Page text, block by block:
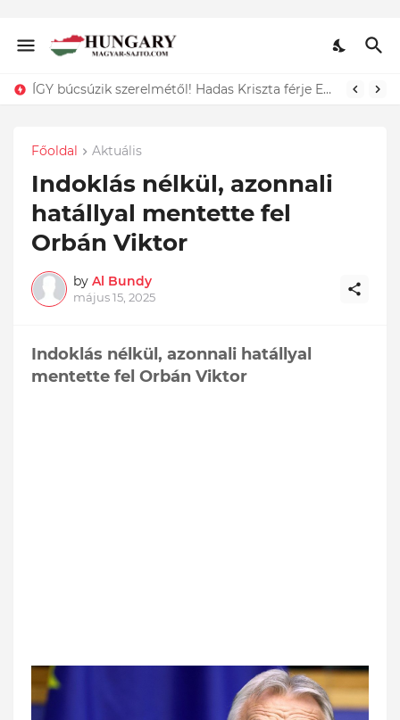
ÍGY búcsúzik szerelmétől! Hadas Kriszta férje EZT tette közzé
Főoldal Aktuális
Indoklás nélkül, azonnali
hatállyal mentette fel
Orbán Viktor
by Al Bundy
május 15, 2025
Indoklás nélkül, azonnali hatállyal
mentette fel Orbán Viktor